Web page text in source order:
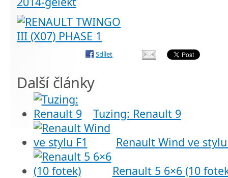
Sdílet
Další články
Tuzing: Renault 9
Renault Wind ve
Renault 5 6×6 (10